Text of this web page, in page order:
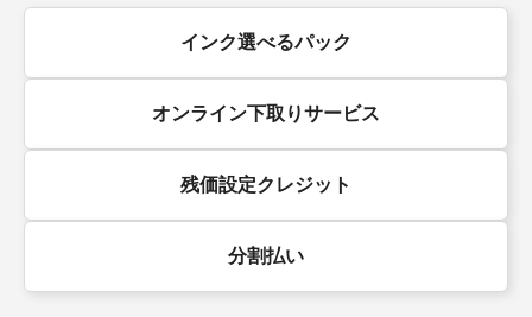
インク選べるパック
オンライン下取りサービス
残価設定クレジット
分割払い